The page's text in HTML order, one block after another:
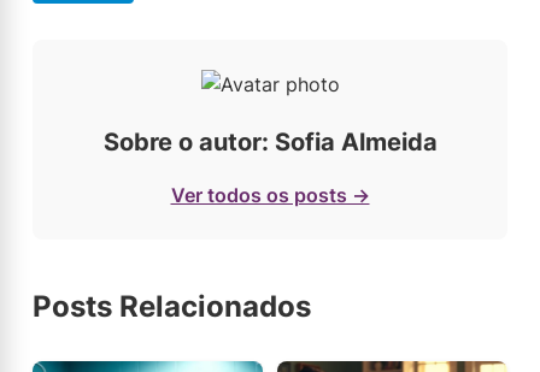
Sobre o autor: Sofia Almeida
Ver todos os posts →
Posts Relacionados